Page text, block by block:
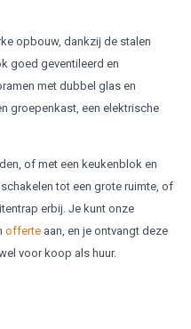
opbouw, dankzij de stalen
goed geventileerd en
met dubbel glas en
groepenkast, een elektrische
of met een keukenblok en
tot een grote ruimte, of
erbij. Je kunt onze
offerte aan, en je ontvangt deze
voor koop als huur.